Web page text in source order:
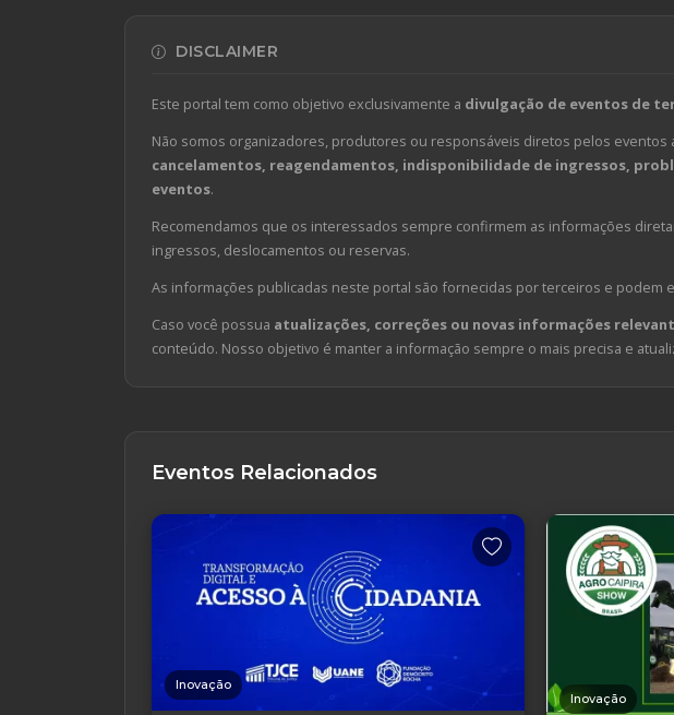
DISCLAIMER
Este portal tem como objetivo exclusivamente a divulgação de eventos de
Não somos organizadores, produtores ou responsáveis diretos pelos eventos
cancelamentos, reagendamentos, indisponibilidade de ingressos,
eventos.
Recomendamos que os interessados sempre confirmem as informações
ingressos, deslocamentos ou reservas.
As informações publicadas neste portal são fornecidas por terceiros e podem
Caso você possua atualizações, correções ou novas informações
conteúdo. Nosso objetivo é manter a informação sempre o mais precisa e
Eventos Relacionados
Inovação
Inovação